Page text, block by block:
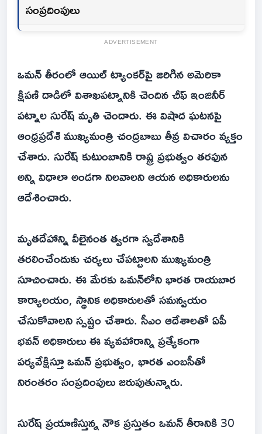
సంప్రదింపులు
ADVERTISEMENT
ఒమన్ తీరంలో ఆయిల్ ట్యాంకర్‌పై జరిగిన అమెరికా
క్షిపణి దాడిలో విశాఖపట్నానికి చెందిన చీఫ్ ఇంజినీర్
పట్నాల సురేష్ మృతి చెందారు. ఈ విషాద ఘటనపై
ఆంధ్రప్రదేశ్ ముఖ్యమంత్రి చంద్రబాబు తీవ్ర విచారం వ్యక్తం
చేశారు. సురేష్ కుటుంబానికి రాష్ట్ర ప్రభుత్వం తరఫున
అన్ని విధాలా అండగా నిలవాలని ఆయన అధికారులను
ఆదేశించారు.
మృతదేహాన్ని వీలైనంత త్వరగా స్వదేశానికి
తరలించేందుకు చర్యలు చేపట్టాలని ముఖ్యమంత్రి
సూచించారు. ఈ మేరకు ఒమన్‌లోని భారత రాయబార
కార్యాలయం, స్థానిక అధికారులతో సమన్వయం
చేసుకోవాలని స్పష్టం చేశారు. సీఎం ఆదేశాలతో ఏపీ
భవన్ అధికారులు ఈ వ్యవహారాన్ని ప్రత్యేకంగా
పర్యవేక్షిస్తూ ఒమన్ ప్రభుత్వం, భారత ఎంబసీతో
నిరంతరం సంప్రదింపులు జరుపుతున్నారు.
సురేష్ ప్రయాణిస్తున్న నౌక ప్రస్తుతం ఒమన్ తీరానికి 30